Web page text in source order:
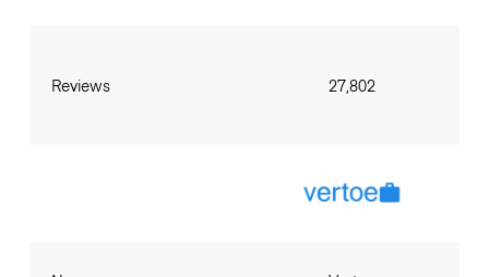
Reviews 27,802